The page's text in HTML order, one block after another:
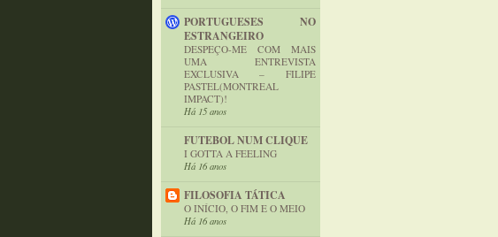
PORTUGUESES NO
ESTRANGEIRO
DESPEÇO-ME COM MAIS
UMA ENTREVISTA
EXCLUSIVA – FILIPE
PASTEL(MONTREAL
IMPACT)!
Há 15 anos
FUTEBOL NUM CLIQUE
I GOTTA A FEELING
Há 16 anos
FILOSOFIA TÁTICA
O INÍCIO, O FIM E O MEIO
Há 16 anos